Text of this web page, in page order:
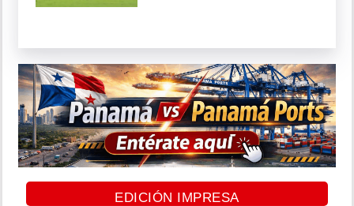
EDICIÓN IMPRESA